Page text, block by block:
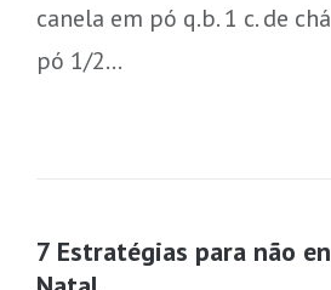
canela em pó q.b. 1 c. de
pó 1/2…
7 Estratégias para não